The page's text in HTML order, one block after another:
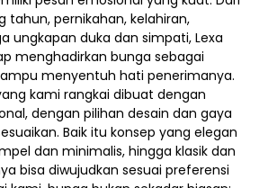
tahun, pernikahan, kelahiran,
ungkapan duka dan simpati, Lexa
menghadirkan bunga sebagai
menyentuh hati penerimanya.
kami rangkai dibuat dengan
dengan pilihan desain dan gaya
Baik itu konsep yang elegan
dan minimalis, hingga klasik dan
bisa diwujudkan sesuai preferensi